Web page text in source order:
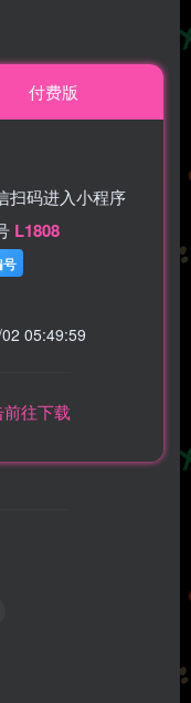
付费版
扫码进入小程序
L1808
号
05:49:59
前往下载